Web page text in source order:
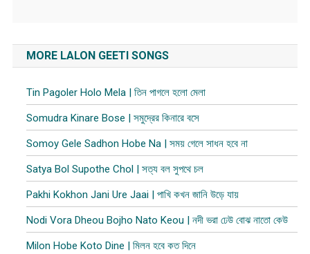
MORE LALON GEETI SONGS
Tin Pagoler Holo Mela | তিন পাগলে হলো মেলা
Somudra Kinare Bose | সমুদ্রের কিনারে বসে
Somoy Gele Sadhon Hobe Na | সময় গেলে সাধন হবে না
Satya Bol Supothe Chol | সত্য বল সুপথে চল
Pakhi Kokhon Jani Ure Jaai | পাখি কখন জানি উড়ে যায়
Nodi Vora Dheou Bojho Nato Keou | নদী ভরা ঢেউ বোঝ নাতো কেউ
Milon Hobe Koto Dine | মিলন হবে কত দিনে